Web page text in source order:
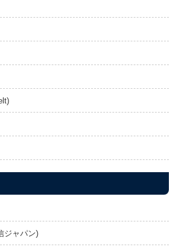
ジャパン)